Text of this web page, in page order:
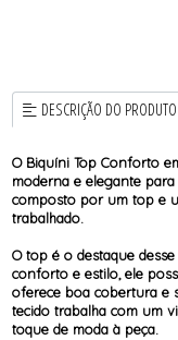
DESCRIÇÃO DO PRODUTO
O Biquíni Top Conforto
moderna e elegante
composto por um top e
trabalhado.
O top é o destaque
conforto e estilo, ele
oferece boa cobertura e
tecido trabalha com um
toque de moda à peça.